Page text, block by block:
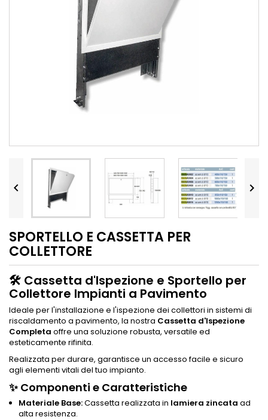
 
SPORTELLO E CASSETTA PER
COLLETTORE
🛠️ Cassetta d'Ispezione e Sportello per
Collettore Impianti a Pavimento
Ideale per l'installazione e l'ispezione dei collettori in sistemi di
riscaldamento a pavimento, la nostra Cassetta d'Ispezione
Completa offre una soluzione robusta, versatile ed
esteticamente rifinita.
Realizzata per durare, garantisce un accesso facile e sicuro
agli elementi vitali del tuo impianto.
✨ Componenti e Caratteristiche
Materiale Base:Cassetta realizzata in lamiera zincata ad
alta resistenza.